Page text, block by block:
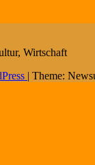
Wirtschaft
| Theme: